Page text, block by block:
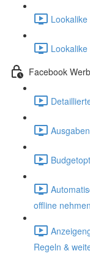
Facebook
offline
Regeln &